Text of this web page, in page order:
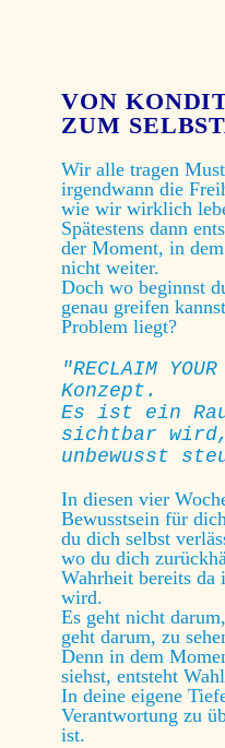
VON
ZUM
Wir alle tragen
irgendwann die
wie wir wirklich
Spätestens dann
der Moment, in
nicht weiter.
Doch wo beginnst
genau greifen
Problem liegt?
"RECLAIM
Konzept.
Es ist ein
sichtbar
unbewusst
In diesen vier
Bewusstsein für
du dich selbst
wo du dich
Wahrheit bereits da
wird.
Es geht nicht
geht darum, zu
Denn in dem
siehst, entsteht
In deine eigene
Verantwortung zu
ist.